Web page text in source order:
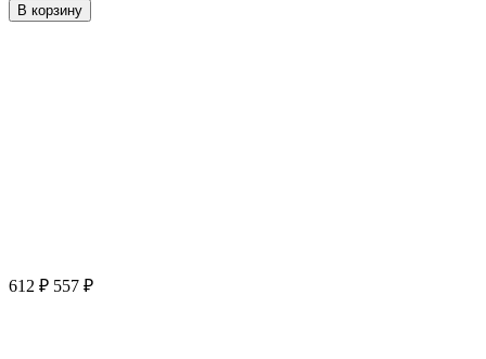
В корзину
612 ₽ 557 ₽